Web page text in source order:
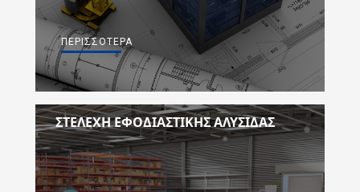
ΠΕΡΙΣΣΌΤΕΡΑ
ΣΤΕΛΈΧΗ ΕΦΟΔΙΑΣΤΙΚΉΣ ΑΛΥΣΊΔΑΣ